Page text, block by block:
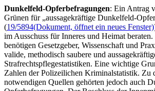
Dunkelfeld-Opferbefragungen: Ein Antrag
Grünen für „aussagekräftige Dunkelfeld-
(19/5894(Dokument, öffnet ein neues Fenster)
im Ausschuss für Inneres und Heimat
benötigen Gesetzgeber, Wissenschaft und
valide, methodisch saubere und
Strafrechtspflegestatistiken. Eine wichtige
Zahlen der Polizeilichen Kriminalstatistik. Zu
notwendigen Quellen gehörten jedoch auch